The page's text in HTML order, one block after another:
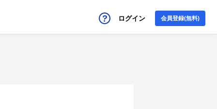
ログイン 会員登録(無料)